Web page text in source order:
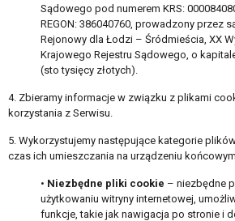
Sądowego pod numerem KRS:
REGON: 386040760, prowadzony przez
Rejonowy dla Łodzi – Śródmieścia, XX
Krajowego Rejestru Sądowego, o
(sto tysięcy złotych).
4. Zbieramy informacje w związku z plikami
korzystania z Serwisu.
5. Wykorzystujemy następujące kategorie
czas ich umieszczania na urządzeniu
• Niezbędne pliki cookie – niezbędne
użytkowaniu witryny internetowej,
funkcje, takie jak nawigacja po stronie i